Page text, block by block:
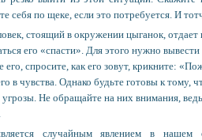
себя по щеке, если это потребуется. И
овек, стоящий в окружении цыганок,
его «спасти». Для этого нужно вывести
его, спросите, как его зовут, крикните:
в чувства. Однако будьте готовы к тому,
угрозы. Не обращайте на них внимания,
случайным явлением в нашем